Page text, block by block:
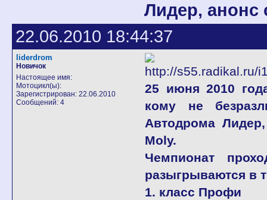
Лидер, анонс
22.06.2010 18:44:37
liderdrom
Новичок
Настоящее имя:
Мотоцикл(ы):
Зарегистрирован: 22.06.2010
Сообщений: 4
25 июня 2010
кому не
Автодрома
Moly.
Чемпионат
разыгрываются в
1. класс Профи